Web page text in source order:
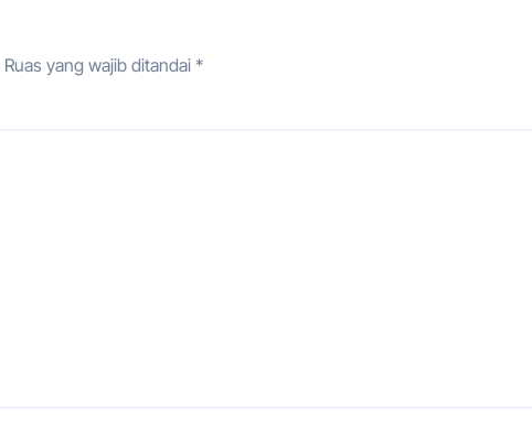
Ruas yang wajib ditandai *